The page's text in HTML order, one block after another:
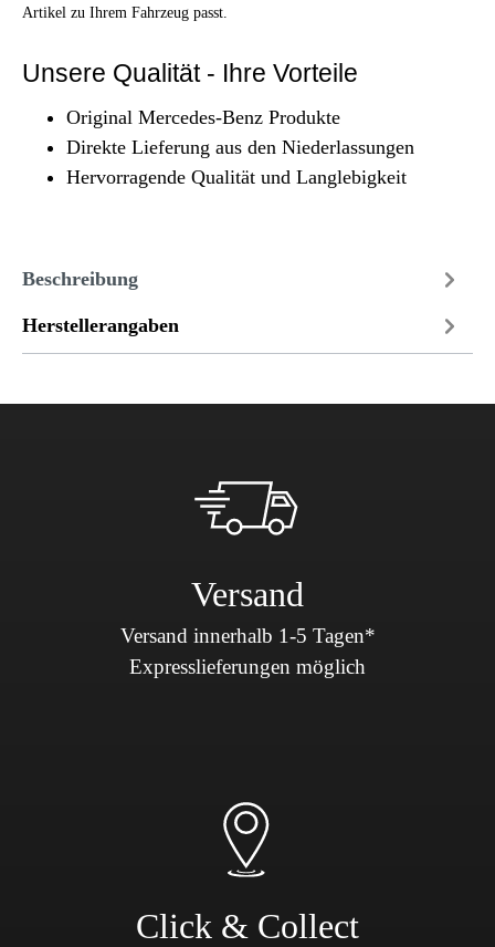
Artikel zu Ihrem Fahrzeug passt.
Unsere Qualität - Ihre Vorteile
Original Mercedes-Benz Produkte
Direkte Lieferung aus den Niederlassungen
Hervorragende Qualität und Langlebigkeit
Beschreibung
Herstellerangaben
Versand
Versand innerhalb 1-5 Tagen*
Expresslieferungen möglich
Click & Collect